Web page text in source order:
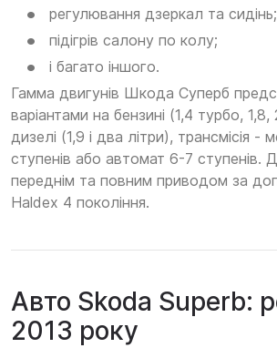
регулювання дзеркал та сидінь;
підігрів салону по колу;
і багато іншого.
Гамма двигунів Шкода Суперб
варіантами на бензині (1,4 турбо, 1,8,
дизелі (1,9 і два літри), трансмісія -
ступенів або автомат 6-7 ступенів.
переднім та повним приводом за
Haldex 4 покоління.
Авто Skoda Superb:
2013 року